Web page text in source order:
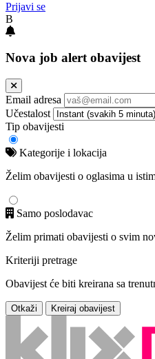
Prijavi se
B
Nova job alert obavijest
Email adresa
Učestalost
Tip obavijesti
Kategorije i lokacija
Želim obavijesti o oglasima u
Samo poslodavac
Želim primati obavijesti o svim
Kriteriji pretrage
Obavijest će biti kreirana sa
Otkaži Kreiraj obavijest